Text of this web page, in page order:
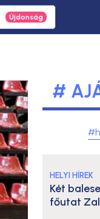
#
HELYI HÍREK
Két
főutat